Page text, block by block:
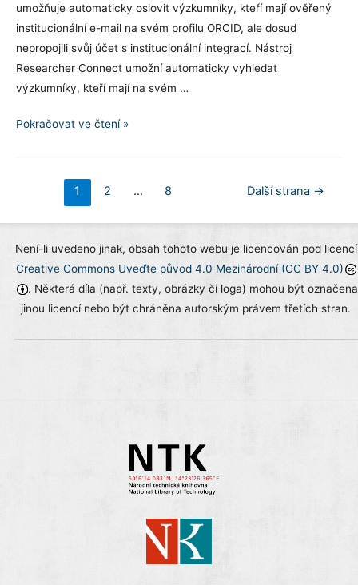
umožňuje automaticky oslovit výzkumníky, kteří mají ověřený
institucionální e-mail na svém profilu ORCID, ale dosud
nepropojili svůj účet s institucionální integrací. Nástroj
Researcher Connect umožní automaticky vyhledat
výzkumníky, kteří mají na svém …
ORCID
Pokračovat ve čtení »
Stránkování
příspěvků
1 2 … 8 Další strana →
Není-li uvedeno jinak, obsah tohoto webu je licencován pod licencí
Creative Commons Uveďte původ 4.0 Mezinárodní (CC BY 4.0)
. Některá díla (např. texty, obrázky či loga) mohou být označena
jinou licencí nebo být chráněna autorským právem třetích stran.